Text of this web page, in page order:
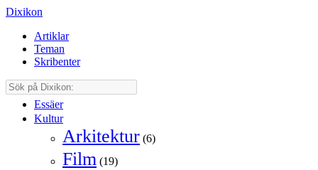
Dixikon
Artiklar
Teman
Skribenter
Essäer
Kultur
Arkitektur (6)
Film (19)